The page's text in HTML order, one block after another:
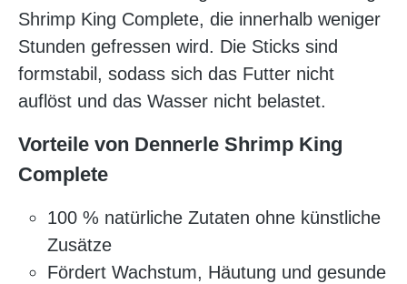
Shrimp King Complete, die innerhalb weniger
Stunden gefressen wird. Die Sticks sind
formstabil, sodass sich das Futter nicht
auflöst und das Wasser nicht belastet.
Vorteile von Dennerle Shrimp King
Complete
100 % natürliche Zutaten ohne künstliche
Zusätze
Fördert Wachstum, Häutung und gesunde